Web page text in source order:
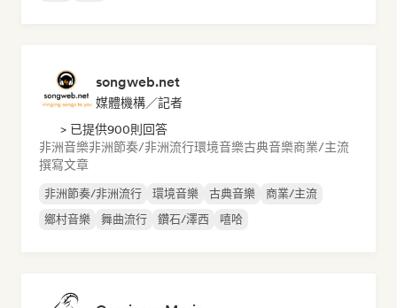
songweb.net
媒體機構／記者
> 已提供900則回答
非洲音樂非洲節奏/非洲流行環境音樂古典音樂商業/主流
撰寫文章
非洲節奏/非洲流行 環境音樂 古典音樂
商業/主流
鄉村音樂
舞曲流行 鑽石/澤西 嘻哈